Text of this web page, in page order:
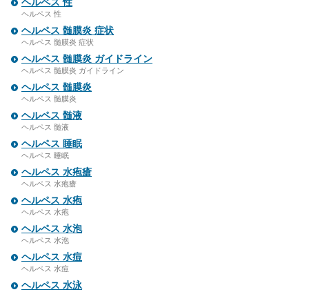
ヘルペス 性
ヘルペス 性
ヘルペス 髄膜炎 症状
ヘルペス 髄膜炎 症状
ヘルペス 髄膜炎 ガイドライン
ヘルペス 髄膜炎 ガイドライン
ヘルペス 髄膜炎
ヘルペス 髄膜炎
ヘルペス 髄液
ヘルペス 髄液
ヘルペス 睡眠
ヘルペス 睡眠
ヘルペス 水疱瘡
ヘルペス 水疱瘡
ヘルペス 水疱
ヘルペス 水疱
ヘルペス 水泡
ヘルペス 水泡
ヘルペス 水痘
ヘルペス 水痘
ヘルペス 水泳